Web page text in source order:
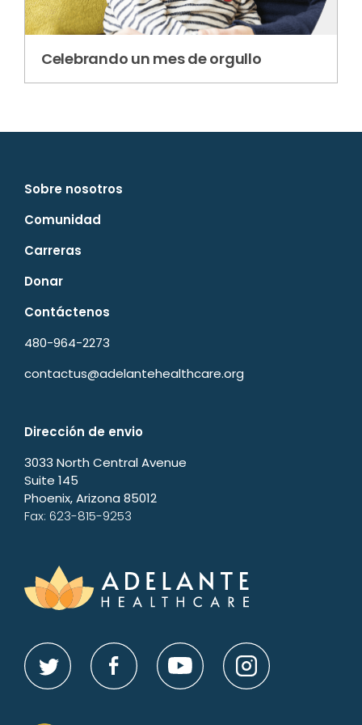
Celebrando un mes de orgullo
Sobre nosotros
Comunidad
Carreras
Donar
Contáctenos
480-964-2273
contactus@adelantehealthcare.org
Dirección de envio
3033 North Central Avenue
Suite 145
Phoenix, Arizona 85012
Fax: 623-815-9253